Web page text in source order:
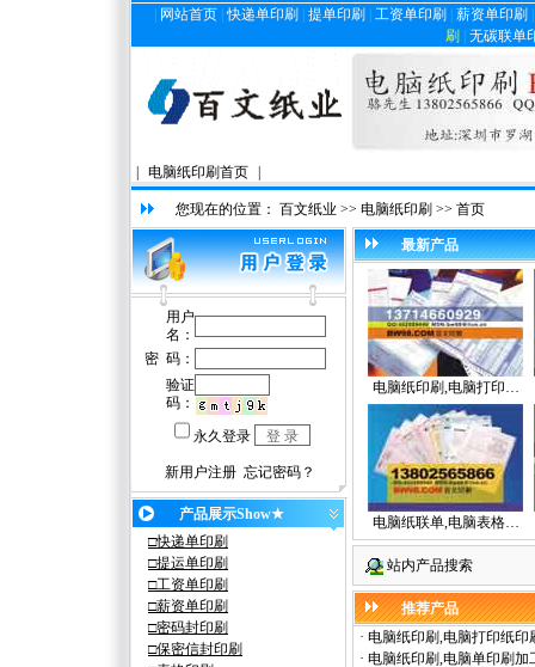
网站首页 |快递单印刷 提单印刷 工资单印刷 薪资单印刷
刷
无碳联单
电脑纸印刷首页
您现在的位置： 百文纸业 >> 电脑纸印刷 >> 首页
产品展示Show★
□快递单印刷
□提运单印刷
□工资单印刷
□薪资单印刷
□密码封印刷
□保密信封印刷
最新产品
电脑纸印刷,电脑打印…
电脑纸联单,电脑表格…
站内产品搜索
推荐产品
· 电脑纸印刷,电脑打印纸印
· 电脑纸印刷,电脑单印刷加